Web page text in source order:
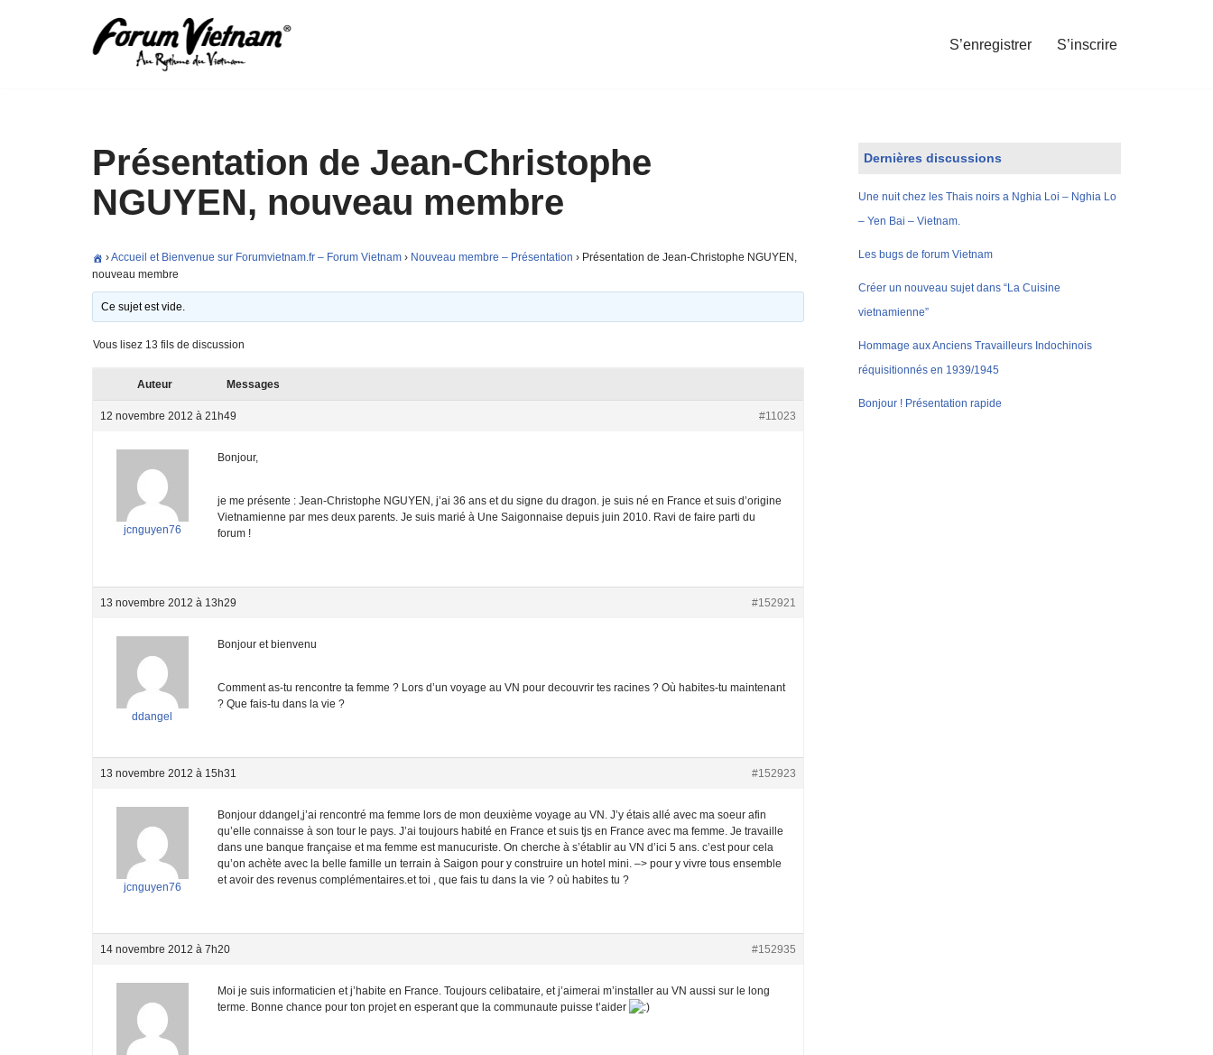
S’enregistrer S’inscrire
Présentation de Jean-Christophe
NGUYEN, nouveau membre
›Accueil et Bienvenue sur Forumvietnam.fr – Forum Vietnam › Nouveau membre – Présentation › Présentation de Jean-Christophe NGUYEN,
nouveau membre
Ce sujet est vide.
Vous lisez 13 fils de discussion
Auteur Messages
12 novembre 2012 à 21h49 #11023
jcnguyen76
Bonjour,
je me présente : Jean-Christophe NGUYEN, j’ai 36 ans et du signe du dragon. je suis né en France et suis d’origine
Vietnamienne par mes deux parents. Je suis marié à Une Saigonnaise depuis juin 2010. Ravi de faire parti du
forum !
13 novembre 2012 à 13h29 #152921
ddangel
Bonjour et bienvenu
Comment as-tu rencontre ta femme ? Lors d’un voyage au VN pour decouvrir tes racines ? Où habites-tu maintenant
? Que fais-tu dans la vie ?
13 novembre 2012 à 15h31 #152923
jcnguyen76
Bonjour ddangel,j’ai rencontré ma femme lors de mon deuxième voyage au VN. J’y étais allé avec ma soeur afin
qu’elle connaisse à son tour le pays. J’ai toujours habité en France et suis tjs en France avec ma femme. Je travaille
dans une banque française et ma femme est manucuriste. On cherche à s’établir au VN d’ici 5 ans. c’est pour cela
qu’on achète avec la belle famille un terrain à Saigon pour y construire un hotel mini. –> pour y vivre tous ensemble
et avoir des revenus complémentaires.et toi , que fais tu dans la vie ? où habites tu ?
14 novembre 2012 à 7h20 #152935
Moi je suis informaticien et j’habite en France. Toujours celibataire, et j’aimerai m’installer au VN aussi sur le long
terme. Bonne chance pour ton projet en esperant que la communaute puisse t’aider
Dernières discussions
Une nuit chez les Thais noirs a Nghia Loi – Nghia Lo
– Yen Bai – Vietnam.
Les bugs de forum Vietnam
Créer un nouveau sujet dans “La Cuisine
vietnamienne”
Hommage aux Anciens Travailleurs Indochinois
réquisitionnés en 1939/1945
Bonjour ! Présentation rapide